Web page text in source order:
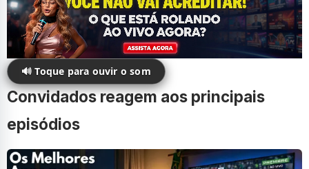
🔊 Toque para ouvir o som
Convidados reagem aos principais
episódios